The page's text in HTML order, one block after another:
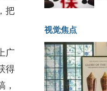
把
广
得
视觉焦点